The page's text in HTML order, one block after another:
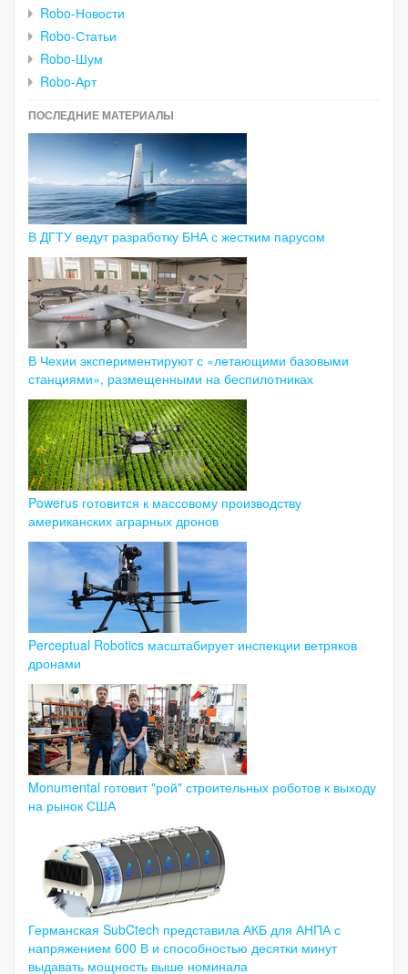
Robo-Новости
Robo-Статьи
Robo-Шум
Robo-Арт
ПОСЛЕДНИЕ МАТЕРИАЛЫ
В ДГТУ ведут разработку БНА с жестким парусом
В Чехии экспериментируют с «летающими базовыми
станциями», размещенными на беспилотниках
Powerus готовится к массовому производству
американских аграрных дронов
Perceptual Robotics масштабирует инспекции ветряков
дронами
Monumental готовит "рой" строительных роботов к выходу
на рынок США
Германская SubCtech представила АКБ для АНПА с
напряжением 600 В и способностью десятки минут
выдавать мощность выше номинала